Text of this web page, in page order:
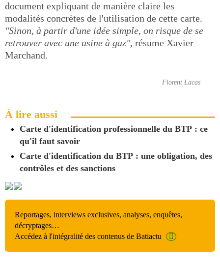
document expliquant de manière claire les
modalités concrètes de l'utilisation de cette carte.
"Sinon, à partir d'une idée simple, on risque de se
retrouver avec une usine à gaz", résume Xavier
Marchand.
Florent Lacas
À lire aussi
Carte d'identification professionnelle du BTP : ce
qu'il faut savoir
Carte d'identification du BTP : une obligation, des
contrôles et des sanctions
Reportages, interviews exclusives, analyses, enquêtes,
décryptages…
Accédez à l'intégralité des contenus de Batiactu